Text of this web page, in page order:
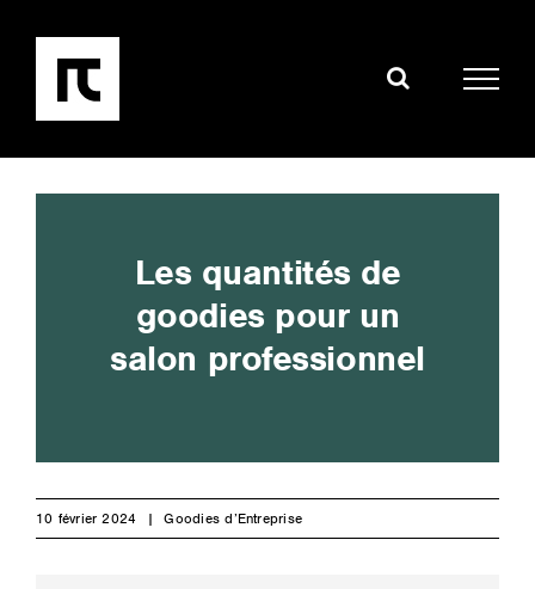
Les quantités de
goodies pour un
salon professionnel
10 février 2024 |Goodies d’Entreprise